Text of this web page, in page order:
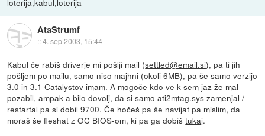
loterija,kabul,loterija
AtaStrumf
::4. sep 2003, 15:44
Kabul če rabiš driverje mi pošlji mail (settled@email.si), pa ti jih
pošljem po mailu, samo niso majhni (okoli 6MB), pa še samo verzijo
3.0 in 3.1 Catalystov imam. A mogoče kdo ve k sem jaz že mal
pozabil, ampak a bilo dovolj, da si samo ati2mtag.sys zamenjal /
restartal pa si dobil 9700. Če hočeš pa še navijat pa mislim, da
moraš še fleshat z OC BIOS-om, ki pa ga dobištukaj.